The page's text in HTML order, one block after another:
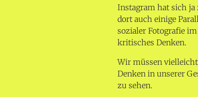
Instagram hat sich
dort auch einige
sozialer Fotografie
kritisches Denken.
Wir müssen
Denken in unserer
zu sehen.